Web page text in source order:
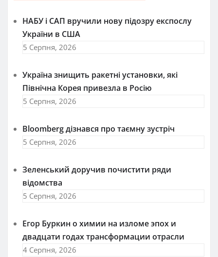
НАБУ і САП вручили нову підозру експослу
України в США
5 Серпня, 2026
Україна знищить ракетні установки, які
Північна Корея привезла в Росію
5 Серпня, 2026
Bloomberg дізнався про таємну зустріч
5 Серпня, 2026
Зеленський доручив почистити ряди
відомства
5 Серпня, 2026
Егор Буркин о химии на изломе эпох и
двадцати годах трансформации отрасли
4 Серпня, 2026